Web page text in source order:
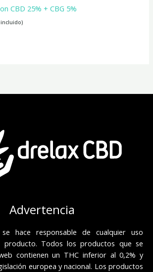
CBD 25% + CBG 5%
incluido)
Advertencia
hace responsable de cualquier uso
producto. Todos los productos que se
contienen un THC inferior al 0,2% y
europea y nacional. Los productos